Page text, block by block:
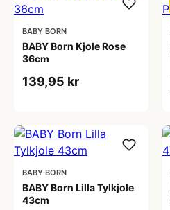
BABY BORN
BABY Born Kjole Rose
36cm
139,95 kr
BABY BORN
BABY Born Lilla Tylkjole
43cm